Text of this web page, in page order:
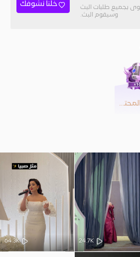
بجميع طلبات البث
وسيقوم البث.
خلنا نشوفك
صانع المحتوى
24.7K
64.3K